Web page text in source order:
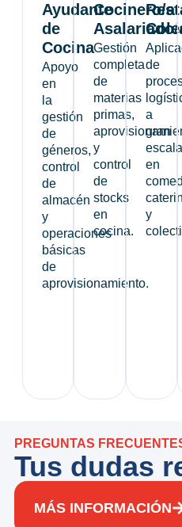
Ayudante
de
Cocina
Apoyo
en
la
gestión
de
géneros,
control
de
almacén
y
operaciones
básicas
de
aprovisionamiento.
Cocinero/a
Asalariado/
Gestión
completa
de
materias
primas,
y
control
de
stocks
en
cocina.
de
a
gran
escala
en
y
PREGUNTAS
Tus dudas
MÁS INFORMACIÓN